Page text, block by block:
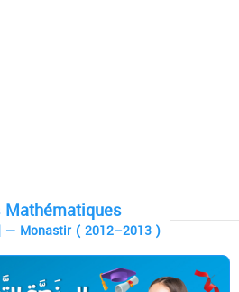
Mathématiques
— Monastir ( 2012–2013 )